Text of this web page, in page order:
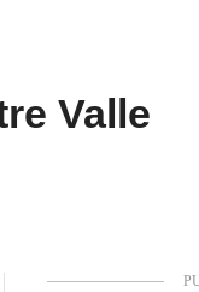
Valle